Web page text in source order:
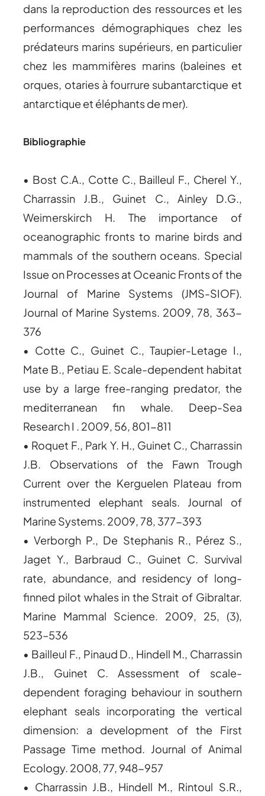
dans la reproduction des ressources et les
performances démographiques chez les
prédateurs marins supérieurs, en particulier
chez les mammifères marins (baleines et
orques, otaries à fourrure subantarctique et
antarctique et éléphants de mer).
Bibliographie
• Bost C.A., Cotte C., Bailleul F., Cherel Y.,
Charrassin J.B., Guinet C., Ainley D.G.,
Weimerskirch H. The importance of
oceanographic fronts to marine birds and
mammals of the southern oceans. Special
Issue on Processes at Oceanic Fronts of the
Journal of Marine Systems (JMS-SIOF).
Journal of Marine Systems. 2009, 78, 363-
376
• Cotte C., Guinet C., Taupier-Letage I.,
Mate B., Petiau E. Scale-dependent habitat
use by a large free-ranging predator, the
mediterranean fin whale. Deep-Sea
Research I . 2009, 56, 801-811
• Roquet F., Park Y. H., Guinet C., Charrassin
J.B. Observations of the Fawn Trough
Current over the Kerguelen Plateau from
instrumented elephant seals. Journal of
Marine Systems. 2009, 78, 377-393
• Verborgh P., De Stephanis R., Pérez S.,
Jaget Y., Barbraud C., Guinet C. Survival
rate, abundance, and residency of long-
finned pilot whales in the Strait of Gibraltar.
Marine Mammal Science. 2009, 25, (3),
523–536
• Bailleul F., Pinaud D., Hindell M., Charrassin
J.B., Guinet C. Assessment of scale-
dependent foraging behaviour in southern
elephant seals incorporating the vertical
dimension: a development of the First
Passage Time method. Journal of Animal
Ecology. 2008, 77, 948-957
• Charrassin J.B., Hindell M., Rintoul S.R.,